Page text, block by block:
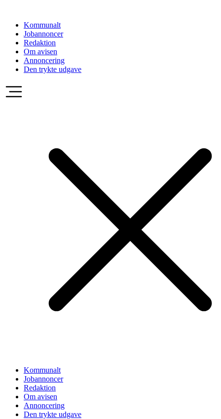
indholdKommunalt
Jobannoncer
Redaktion
Om avisen
Annoncering
Den trykte udgave
Kommunalt
Jobannoncer
Redaktion
Om avisen
Annoncering
Den trykte udgave